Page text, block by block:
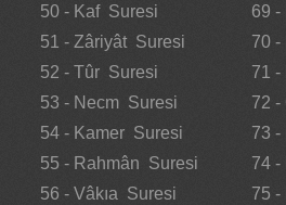
50 - Kaf Suresi
51 - Zâriyât Suresi
52 - Tûr Suresi
53 - Necm Suresi
54 - Kamer Suresi
55 - Rahmân Suresi
56 - Vâkıa Suresi
69
70 -
71
72 -
73 -
74 -
75 -